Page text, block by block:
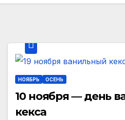
НОЯБРЬ ОСЕНЬ
10 ноября — день
кекса